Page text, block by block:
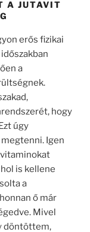
A JUTAVIT
erős fizikai
a
hogy
úgy
Igen
is kellene
a
ő már
Mivel
döntöttem,